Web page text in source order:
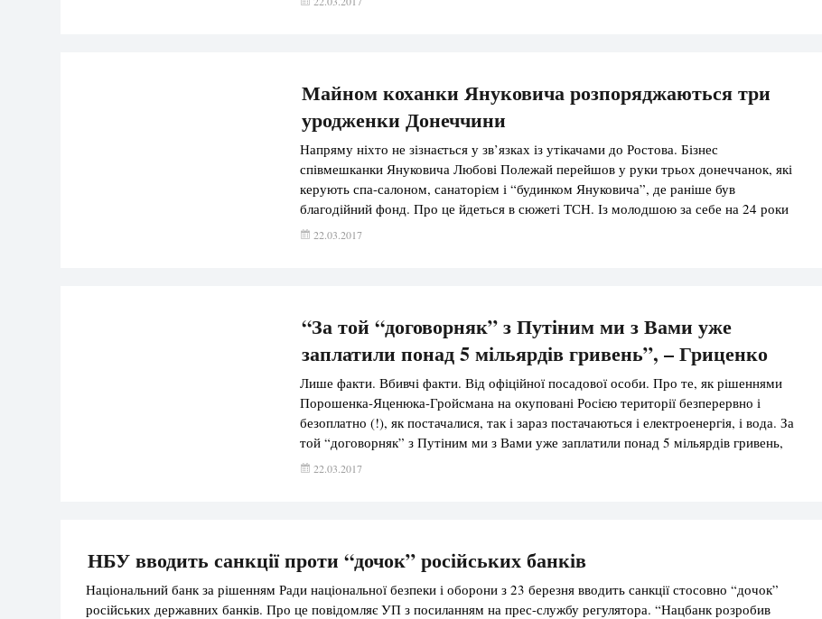
Майном коханки Януковича розпоряджаються три
уродженки Донеччини
Напряму ніхто не зізнається у зв’язках із утікачами до Ростова. Бізнес
співмешканки Януковича Любові Полежай перейшов у руки трьох донеччанок, які
керують спа-салоном, санаторієм і “будинком Януковича”, де раніше був
благодійний фонд. Про це йдеться в сюжеті ТСН. Із молодшою за себе на 24 роки
жінкою Янукович зустрівся у “Межигір’ї”, де її сестра працювала кухаркою. […]
22.03.2017
“За той “договорняк” з Путіним ми з Вами уже
заплатили понад 5 мільярдів гривень”, – Гриценко
Лише факти. Вбивчі факти. Від офіційної посадової особи. Про те, як рішеннями
Порошенка-Яценюка-Гройсмана на окуповані Росією території безперервно і
безоплатно (!), як постачалися, так і зараз постачаються і електроенергія, і вода. За
той “договорняк” з Путіним ми з Вами уже заплатили понад 5 мільярдів гривень,
сума зростає на 300 мільйонів щомісяця – і це лише […]
22.03.2017
НБУ вводить санкції проти “дочок” російських банків
Національний банк за рішенням Ради національної безпеки і оборони з 23 березня вводить санкції стосовно “дочок”
російських державних банків. Про це повідомляє УП з посиланням на прес-службу регулятора. “Нацбанк розробив